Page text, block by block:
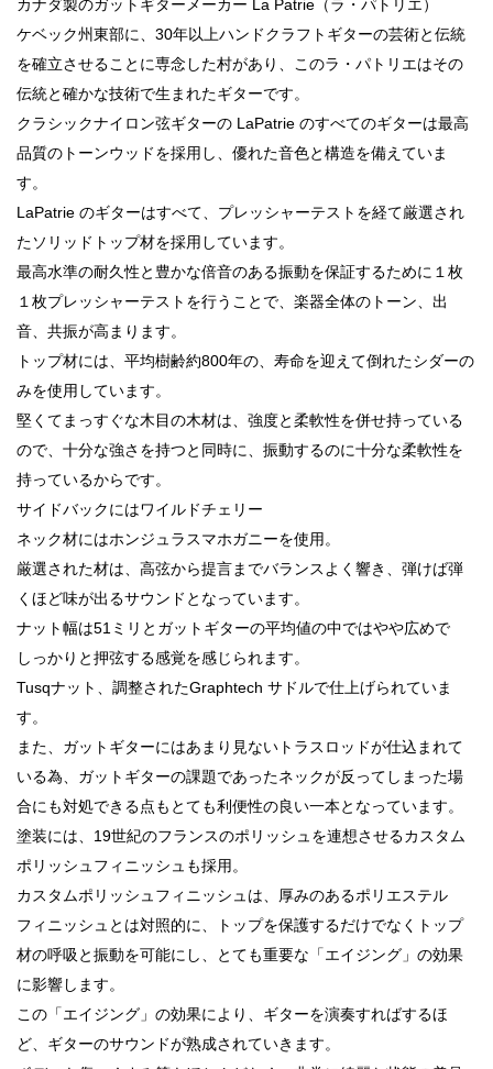
カナダ製のガットギターメーカー La Patrie（ラ・パトリエ）
ケベック州東部に、30年以上ハンドクラフトギターの芸術と伝統
を確立させることに専念した村があり、このラ・パトリエはその
伝統と確かな技術で生まれたギターです。
クラシックナイロン弦ギターの LaPatrie のすべてのギターは最高
品質のトーンウッドを採用し、優れた音色と構造を備えていま
す。
LaPatrie のギターはすべて、プレッシャーテストを経て厳選され
たソリッドトップ材を採用しています。
最高水準の耐久性と豊かな倍音のある振動を保証するために１枚
１枚プレッシャーテストを行うことで、楽器全体のトーン、出
音、共振が高まります。
トップ材には、平均樹齢約800年の、寿命を迎えて倒れたシダーの
みを使用しています。
堅くてまっすぐな木目の木材は、強度と柔軟性を併せ持っている
ので、十分な強さを持つと同時に、振動するのに十分な柔軟性を
持っているからです。
サイドバックにはワイルドチェリー
ネック材にはホンジュラスマホガニーを使用。
厳選された材は、高弦から提言までバランスよく響き、弾けば弾
くほど味が出るサウンドとなっています。
ナット幅は51ミリとガットギターの平均値の中ではやや広めで
しっかりと押弦する感覚を感じられます。
Tusqナット、調整されたGraphtech サドルで仕上げられていま
す。
また、ガットギターにはあまり見ないトラスロッドが仕込まれて
いる為、ガットギターの課題であったネックが反ってしまった場
合にも対処できる点もとても利便性の良い一本となっています。
塗装には、19世紀のフランスのポリッシュを連想させるカスタム
ポリッシュフィニッシュも採用。
カスタムポリッシュフィニッシュは、厚みのあるポリエステル
フィニッシュとは対照的に、トップを保護するだけでなくトップ
材の呼吸と振動を可能にし、とても重要な「エイジング」の効果
に影響します。
この「エイジング」の効果により、ギターを演奏すればするほ
ど、ギターのサウンドが熟成されていきます。